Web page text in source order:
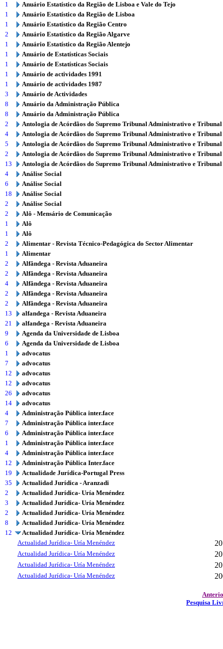
1
Anuário Estatístico da Região de Lisboa e Vale do Tejo
1
Anuário Estatístico da Região de Lisboa
1
Anuário Estatístico da Região Centro
2
Anuário Estatístico da Região Algarve
1
Anuário Estatístico da Região Alentejo
1
Anuário de Estatísticas Sociais
1
Anuário de Estatísticas Sociais
1
Anuário de actividades 1991
1
Anuário de actividades 1987
3
Anuário de Actividades
8
Anuário da Administração Pública
8
Anuário da Administração Pública
2
Antologia de Acórdãos do Supremo Tribunal Administrativo e
4
Antologia de Acórdãos do Supremo Tribunal Administrativo e
5
Antologia de Acórdãos do Supremo Tribunal Administrativo e
2
Antologia de Acórdãos do Supremo Tribunal Administrativo e
13
Antologia de Acórdãos do Supremo Tribunal Administrativo e
4
Análise Social
6
Análise Social
18
Análise Social
2
Análise Social
2
Alô - Mensário de Comunicação
1
Alô
1
Alô
2
Alimentar - Revista Técnico-Pedagógica do Sector Alimentar
1
Alimentar
2
Alfândega - Revista Aduaneira
2
Alfândega - Revista Aduaneira
4
Alfândega - Revista Aduaneira
2
Alfândega - Revista Aduaneira
2
Alfândega - Revista Aduaneira
13
alfandega - Revista Aduaneira
21
alfandega - Revista Aduaneira
9
Agenda da Universidade de Lisboa
6
Agenda da Universidade de Lisboa
1
advocatus
7
advocatus
12
advocatus
12
advocatus
26
advocatus
14
advocatus
4
Administração Pública inter.face
7
Administração Pública inter.face
6
Administração Pública inter.face
1
Administração Pública inter.face
4
Administração Pública inter.face
12
Administração Pública Inter.face
19
Actualidade Jurídica-Portugal Press
35
Actualidad Jurídica - Aranzadi
2
Actualidad Jurídica- Uría Menéndez
3
Actualidad Jurídica- Uría Menéndez
2
Actualidad Jurídica- Uría Menéndez
8
Actualidad Jurídica- Uría Menéndez
12
Actualidad Jurídica- Uría Menéndez
Actualidad Jurídica- Uría Menéndez
Actualidad Jurídica- Uría Menéndez
Actualidad Jurídica- Uría Menéndez
Actualidad Jurídica- Uría Menéndez
Pesquisa